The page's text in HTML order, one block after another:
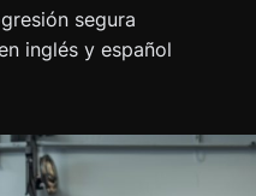
segura
inglés y español